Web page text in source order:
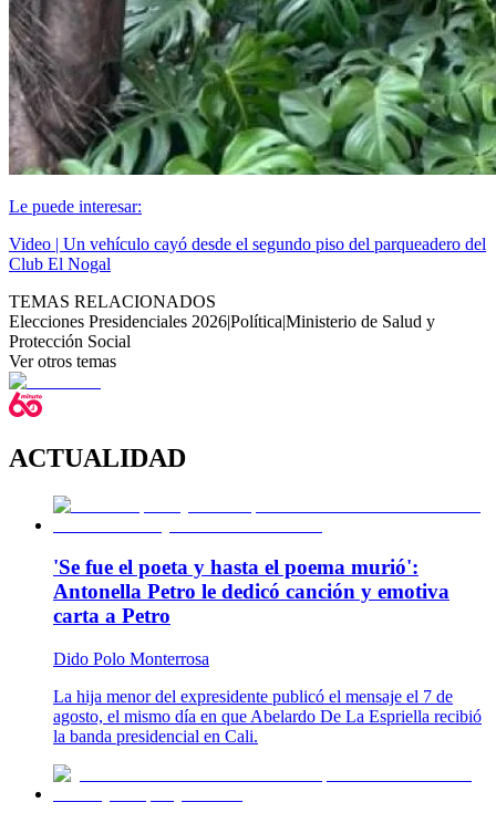
Le puede interesar:
Video | Un vehículo cayó desde el segundo piso del parqueadero del
Club El Nogal
TEMAS RELACIONADOS
Elecciones Presidenciales 2026|Política|Ministerio de Salud y
Protección Social
Ver otros temas
ACTUALIDAD
'Se fue el poeta y hasta el poema murió':
Antonella Petro le dedicó canción y emotiva
carta a Petro
Dido Polo Monterrosa
La hija menor del expresidente publicó el mensaje el 7 de
agosto, el mismo día en que Abelardo De La Espriella recibió
la banda presidencial en Cali.